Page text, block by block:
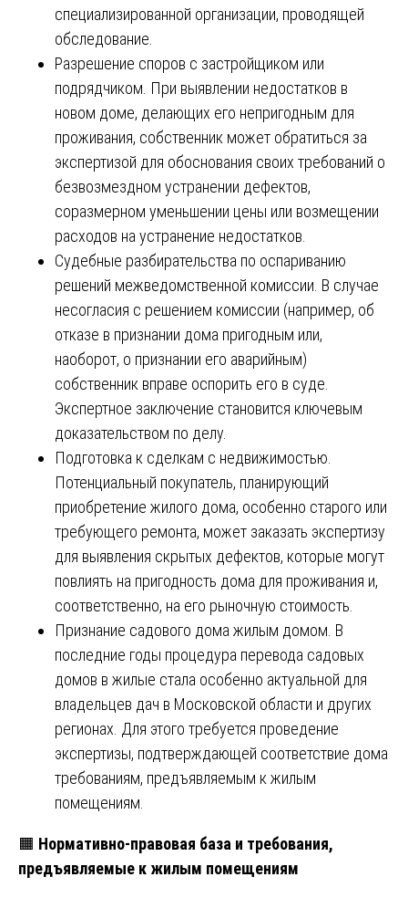
специализированной организации, проводящей
обследование.
Разрешение споров с застройщиком или
подрядчиком. При выявлении недостатков в
новом доме, делающих его непригодным для
проживания, собственник может обратиться за
экспертизой для обоснования своих требований о
безвозмездном устранении дефектов,
соразмерном уменьшении цены или возмещении
расходов на устранение недостатков.
Судебные разбирательства по оспариванию
решений межведомственной комиссии. В случае
несогласия с решением комиссии (например, об
отказе в признании дома пригодным или,
наоборот, о признании его аварийным)
собственник вправе оспорить его в суде.
Экспертное заключение становится ключевым
доказательством по делу.
Подготовка к сделкам с недвижимостью.
Потенциальный покупатель, планирующий
приобретение жилого дома, особенно старого или
требующего ремонта, может заказать экспертизу
для выявления скрытых дефектов, которые могут
повлиять на пригодность дома для проживания и,
соответственно, на его рыночную стоимость.
Признание садового дома жилым домом. В
последние годы процедура перевода садовых
домов в жилые стала особенно актуальной для
владельцев дач в Московской области и других
регионах. Для этого требуется проведение
экспертизы, подтверждающей соответствие дома
требованиям, предъявляемым к жилым
помещениям.
🟧 Нормативно-правовая база и требования,
предъявляемые к жилым помещениям